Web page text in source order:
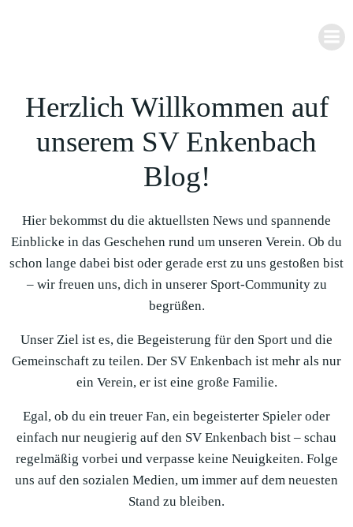
Herzlich Willkommen auf
unserem SV Enkenbach
Blog!
Hier bekommst du die aktuellsten News und spannende
Einblicke in das Geschehen rund um unseren Verein. Ob du
schon lange dabei bist oder gerade erst zu uns gestoßen bist
– wir freuen uns, dich in unserer Sport-Community zu
begrüßen.
Unser Ziel ist es, die Begeisterung für den Sport und die
Gemeinschaft zu teilen. Der SV Enkenbach ist mehr als nur
ein Verein, er ist eine große Familie.
Egal, ob du ein treuer Fan, ein begeisterter Spieler oder
einfach nur neugierig auf den SV Enkenbach bist – schau
regelmäßig vorbei und verpasse keine Neuigkeiten. Folge
uns auf den sozialen Medien, um immer auf dem neuesten
Stand zu bleiben.